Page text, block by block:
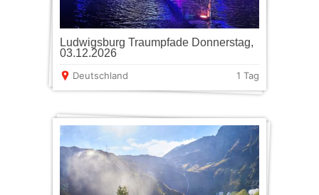
Ludwigsburg Traumpfade Donnerstag,
03.12.2026
Deutschland 1 Tag